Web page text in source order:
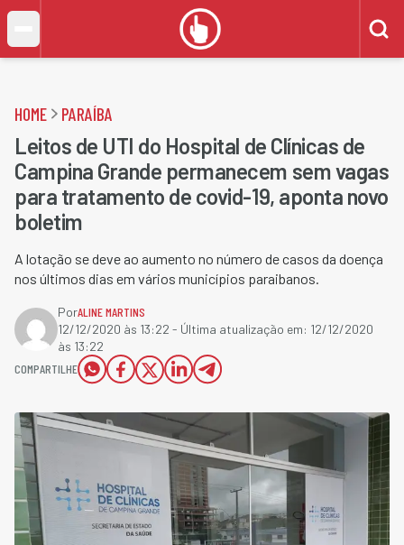
HOME PARAÍBA
Leitos de UTI do Hospital de Clínicas de
Campina Grande permanecem sem vagas
para tratamento de covid-19, aponta novo
boletim
A lotação se deve ao aumento no número de casos da doença
nos últimos dias em vários municípios paraibanos.
PorALINE MARTINS
12/12/2020 às 13:22 - Última atualização em: 12/12/2020
às 13:22
COMPARTILHE